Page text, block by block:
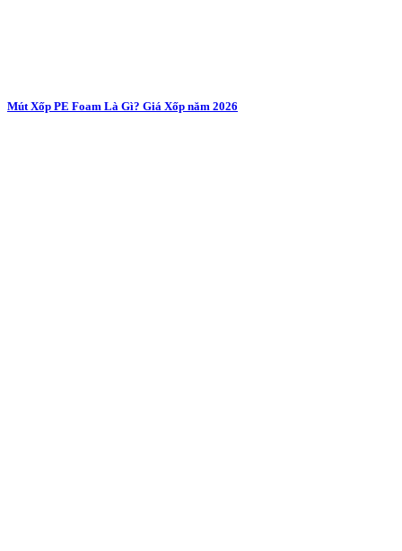
Mút Xốp PE Foam Là Gì? Giá Xốp năm 2026